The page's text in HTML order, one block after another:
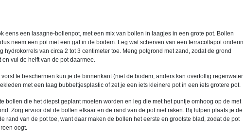
eens een lasagne-bollenpot, met een mix van bollen in laagjes in een grote pot. Bollen
neem een pot met een gat in de bodem. Leg wat scherven van een terracottapot onderin
hydrokorrels van circa 2 tot 3 centimeter toe. Meng potgrond met zand, zodat de grond
vul de helft van de pot daarmee.
te beschermen kun je de binnenkant (niet de bodem, anders kan overtollig regenwater
met een laag bubbeltjesplastic of zet je een iets kleinere pot in een iets grotere pot.
bollen die het diepst geplant moeten worden en leg die met het puntje omhoog op de met
Zorg ervoor dat de bollen elkaar en de rand van de pot niet raken. Bij tulpen plaats je de
rand van de pot toe, want daar maken de bollen het eerste en grootste blad, zodat de pot
oogt.